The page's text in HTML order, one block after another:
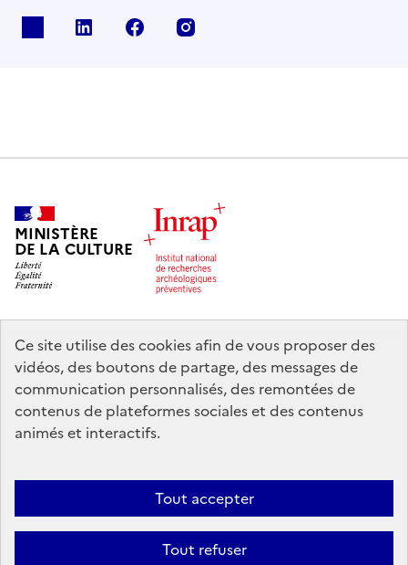
Ce site utilise des cookies afin de vous proposer des
vidéos, des boutons de partage, des messages de
communication personnalisés, des remontées de
contenus de plateformes sociales et des contenus
animés et interactifs.
Tout accepter
Tout refuser
Linkedin Facebook
MINISTÈRE
DE LA CULTURE
legifrance.gouv.fr
info.gouv.fr
service-public.gouv.fr
data.gouv.fr
Nous contacter Mentions légales
Accessibilité : partiellement
Politique d’utilisation des témoins de connexion (cookies)
Politique générale de protection des données